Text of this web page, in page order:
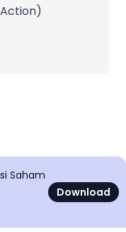
Saham
Download